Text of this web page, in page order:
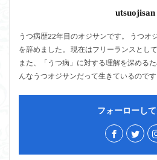
utsuojisan
うつ病歴22年目のオジサンです。 うつオ
を辞めました。 現在はフリーランスとし
また、「うつ病」に対する理解を深める
んなうつオジサンだって生きているのです
フォーローして